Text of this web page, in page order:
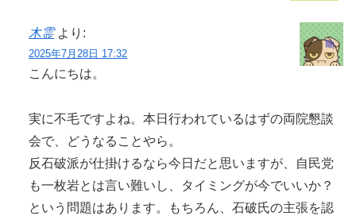
木霊 より:
2025年7月28日 17:32
こんにちは。
実に不毛ですよね。本日行われているはずの両院懇談
会で、どうなることやら。
反石破派が仕掛けるなら今日だと思いますが、自民党
も一枚岩とは言い難いし、タイミングが今でいいか？
という問題はあります。もちろん、石破氏の主張を認